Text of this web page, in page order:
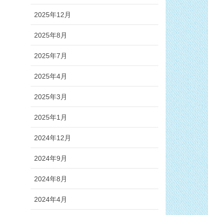
2025年12月
2025年8月
2025年7月
2025年4月
2025年3月
2025年1月
2024年12月
2024年9月
2024年8月
2024年4月